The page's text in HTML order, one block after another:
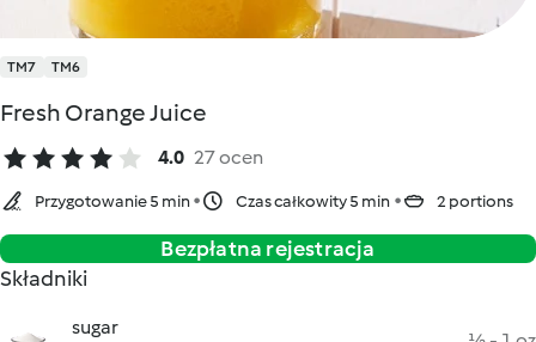
TM7 TM6
Fresh Orange Juice
4.0 27 ocen
Przygotowanie 5 min Czas całkowity 5 min 2 portions
Bezpłatna rejestracja
Składniki
sugar